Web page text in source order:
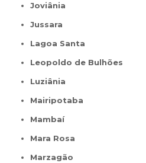
Joviânia
Jussara
Lagoa Santa
Leopoldo de Bulhões
Luziânia
Mairipotaba
Mambaí
Mara Rosa
Marzagão